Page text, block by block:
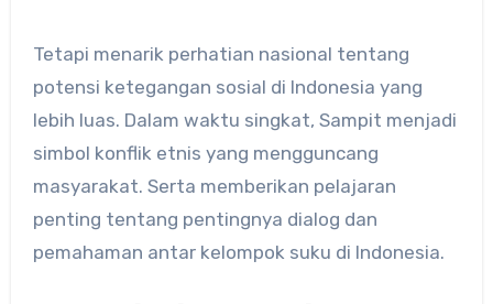
Tetapi menarik perhatian nasional tentang
potensi ketegangan sosial di Indonesia yang
lebih luas. Dalam waktu singkat, Sampit menjadi
simbol konflik etnis yang mengguncang
masyarakat. Serta memberikan pelajaran
penting tentang pentingnya dialog dan
pemahaman antar kelompok suku di Indonesia.